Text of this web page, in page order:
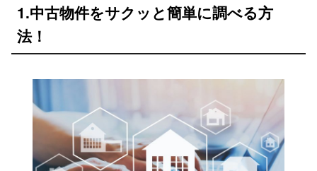
1.中古物件をサクッと簡単に調べる方
法！